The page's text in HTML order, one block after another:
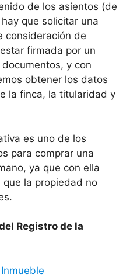
de los asientos (de
que solicitar una
consideración de
firmada por un
y con
obtener los datos
la finca, la titularidad y
es uno de los
para comprar una
ya que con ella
la propiedad no
Registro de la